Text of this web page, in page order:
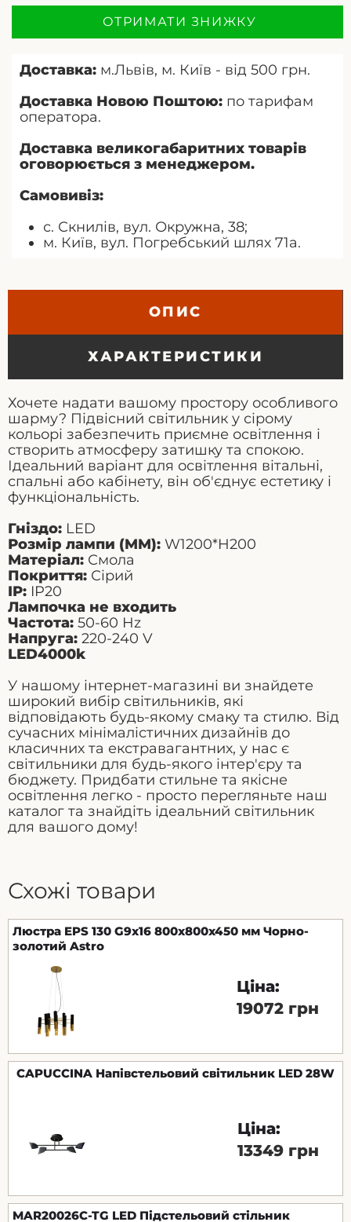
ОТРИМАТИ ЗНИЖКУ
Доставка: м.Львів, м. Київ - від 500 грн.
Доставка Новою Поштою: по тарифам
оператора.
Доставка великогабаритних товарів
оговорюється з менеджером.
Самовивіз:
с. Скнилів, вул. Окружна, 38;
м. Київ, вул. Погребський шлях 71а.
ОПИС
ХАРАКТЕРИСТИКИ
Хочете надати вашому простору особливого
шарму? Підвісний світильник у сірому
кольорі забезпечить приємне освітлення і
створить атмосферу затишку та спокою.
Ідеальний варіант для освітлення вітальні,
спальні або кабінету, він об'єднує естетику і
функціональність.
Гніздо: LED
Розмір лампи (MM): W1200*H200
Матеріал: Смола
Покриття: Сірий
IP: IP20
Лампочка не входить
Частота: 50-60 Hz
Напруга: 220-240 V
LED4000k
У нашому інтернет-магазині ви знайдете
широкий вибір світильників, які
відповідають будь-якому смаку та стилю. Від
сучасних мінімалістичних дизайнів до
класичних та екстравагантних, у нас є
світильники для будь-якого інтер'єру та
бюджету. Придбати стильне та якісне
освітлення легко - просто перегляньте наш
каталог та знайдіть ідеальний світильник
для вашого дому!
Схожі товари
Люстра EPS 130 G9х16 800х800х450 мм Чорно-
золотий Astro
Ціна:
19072 грн
CAPUCCINA Напівстельовий світильник LED 28W
Ціна:
13349 грн
MAR20026C-TG LED Підстельовий стільник